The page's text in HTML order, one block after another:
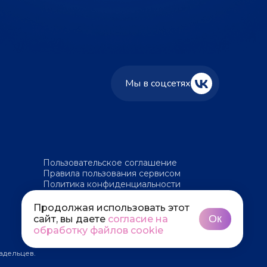
Мы в соцсетях
Пользовательское соглашение
Правила пользования сервисом
Политика конфиденциальности
Продолжая использовать этот
сайт, вы даете согласие на
обработку файлов cookie
Ок